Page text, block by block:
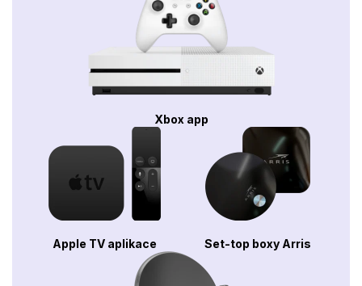
Xbox app
Apple TV aplikace Set-top boxy Arris